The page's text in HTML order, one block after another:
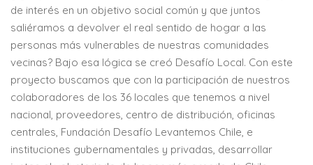
de interés en un objetivo social común y que juntos
saliéramos a devolver el real sentido de hogar a las
personas más vulnerables de nuestras comunidades
vecinas? Bajo esa lógica se creó Desafío Local. Con este
proyecto buscamos que con la participación de nuestros
colaboradores de los 36 locales que tenemos a nivel
nacional, proveedores, centro de distribución, oficinas
centrales, Fundación Desafío Levantemos Chile, e
instituciones gubernamentales y privadas, desarrollar